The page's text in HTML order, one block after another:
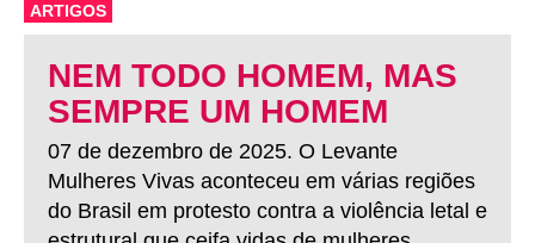
ARTIGOS
NEM TODO HOMEM, MAS
SEMPRE UM HOMEM
07 de dezembro de 2025. O Levante
Mulheres Vivas aconteceu em várias regiões
do Brasil em protesto contra a violência letal e